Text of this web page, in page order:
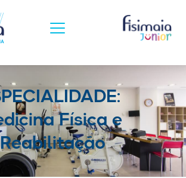
Física e
Reabilitação